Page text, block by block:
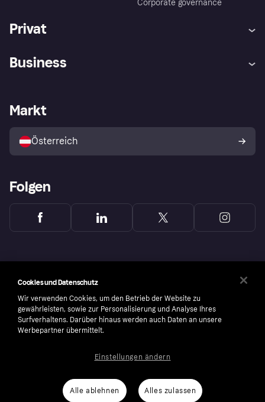
Corporate governance
Privat
Shops entdecken
Business
Händlerportal
Markt
Österreich
Folgen
number: 556737-0431
Cookies und Datenschutz
Wir verwenden Cookies, um den Betrieb der Website zu
gewährleisten, sowie zur Personalisierung und Analyse Ihres
Surfverhaltens. Darüber hinaus werden auch Daten an unsere
Werbepartner übermittelt.
Alle ablehnen Alles zulassen
Einstellungen ändern